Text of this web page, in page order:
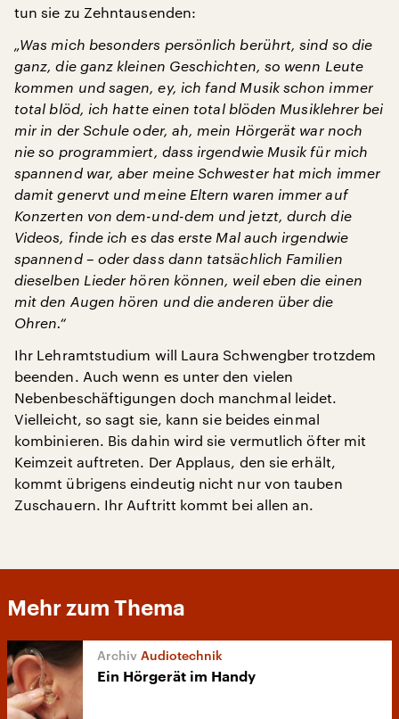
tun sie zu Zehntausenden:
„Was mich besonders persönlich berührt, sind so die
ganz, die ganz kleinen Geschichten, so wenn Leute
kommen und sagen, ey, ich fand Musik schon immer
total blöd, ich hatte einen total blöden Musiklehrer bei
mir in der Schule oder, ah, mein Hörgerät war noch
nie so programmiert, dass irgendwie Musik für mich
spannend war, aber meine Schwester hat mich immer
damit genervt und meine Eltern waren immer auf
Konzerten von dem-und-dem und jetzt, durch die
Videos, finde ich es das erste Mal auch irgendwie
spannend – oder dass dann tatsächlich Familien
dieselben Lieder hören können, weil eben die einen
mit den Augen hören und die anderen über die
Ohren.“
Ihr Lehramtstudium will Laura Schwengber trotzdem
beenden. Auch wenn es unter den vielen
Nebenbeschäftigungen doch manchmal leidet.
Vielleicht, so sagt sie, kann sie beides einmal
kombinieren. Bis dahin wird sie vermutlich öfter mit
Keimzeit auftreten. Der Applaus, den sie erhält,
kommt übrigens eindeutig nicht nur von tauben
Zuschauern. Ihr Auftritt kommt bei allen an.
Mehr zum Thema
Audiotechnik
Ein Hörgerät im Handy